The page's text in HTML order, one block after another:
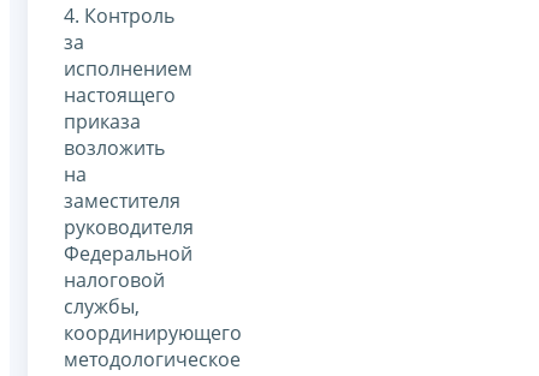
4. Контроль
за
исполнением
настоящего
приказа
возложить
на
заместителя
руководителя
Федеральной
налоговой
службы,
координирующего
методологическое